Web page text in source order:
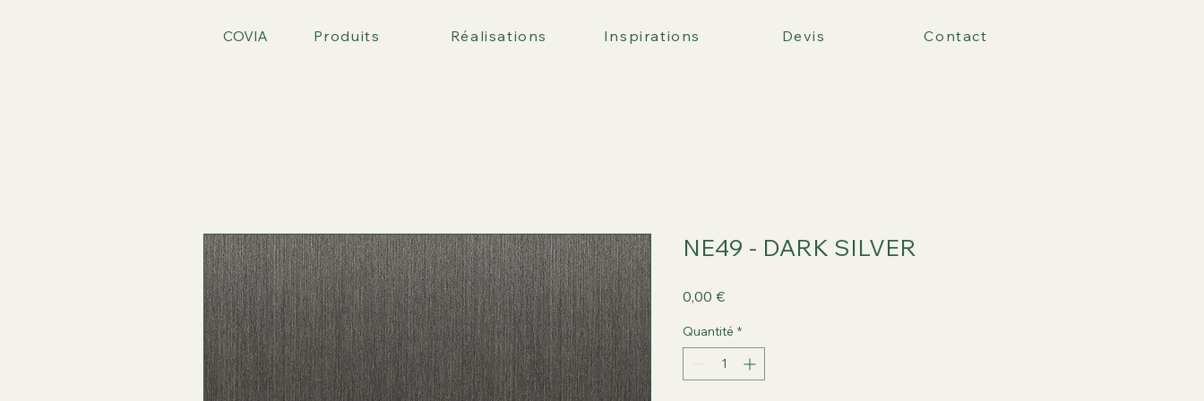
COVIA Produits Réalisations Devis
Inspirations Contact
NE49 - DARK SILVER
0,00 €Prix
Quantité *